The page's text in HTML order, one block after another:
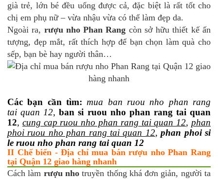
già trẻ, lớn bé đều uống được cả, đặc biệt là rất tốt cho
chị em phụ nữ – vừa nhậu vừa có thể làm đẹp da.
Ngoài ra, rượu nho Phan Rang còn sở hữu thiết kế ấn
tượng, đẹp mắt, rất thích hợp để bạn chọn làm quà cho
sếp, bạn bè hay người thân…
Các bạn cần tìm: mua ban ruou nho phan rang
tai quan 12,ban si ruou nho phan rang tai quan
12, cung cap ruou nho phan rang tai quan 12,phan
phoi ruou nho phan rang tai quan 12,phan phoi si
le ruou nho phan rang tai quan 12
II Chế biến - Địa chỉ mua bán rượu nho Phan Rang
tại Quận 12 giao hàng nhanh
Cách làm rượu nhotruyền thống khá đơn giản, người ta